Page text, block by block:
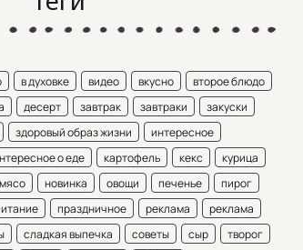
в духовке видео вкусно
второе блюдо
десерт завтрак завтраки
закуски
здоровый образ жизни
интересное
о еде картофель кекс
курица
мясо новинка овощи печенье
пирог
праздничное реклама
реклама
сладкая выпечка советы сыр
творог